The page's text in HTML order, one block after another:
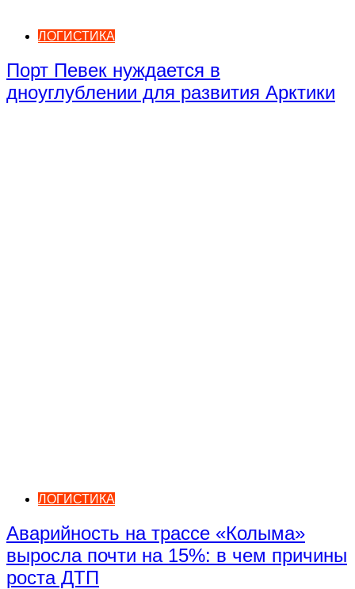
ЛОГИСТИКА
Порт Певек нуждается в
дноуглублении для развития Арктики
ЛОГИСТИКА
Аварийность на трассе «Колыма»
выросла почти на 15%: в чем причины
роста ДТП